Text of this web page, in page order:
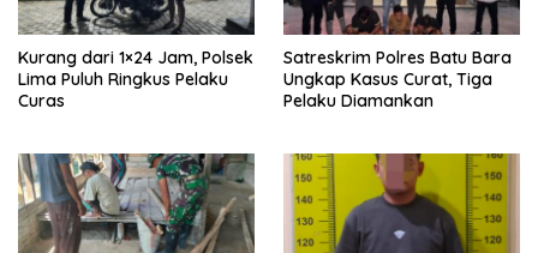
Kurang dari 1×24 Jam, Polsek
Lima Puluh Ringkus Pelaku
Curas
Satreskrim Polres Batu Bara
Ungkap Kasus Curat, Tiga
Pelaku Diamankan